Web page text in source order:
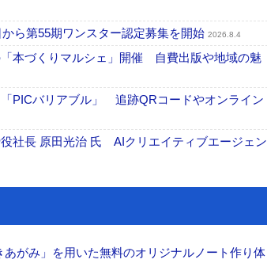
ら第55期ワンスター認定募集を開始 2026.8.4
本づくりマルシェ」開催 自費出版や地域の魅
PICバリアブル」 追跡QRコードやオンライン
社長 原田光治 氏 AIクリエイティブエージェン
がみ」を用いた無料のオリジナルノート作り体